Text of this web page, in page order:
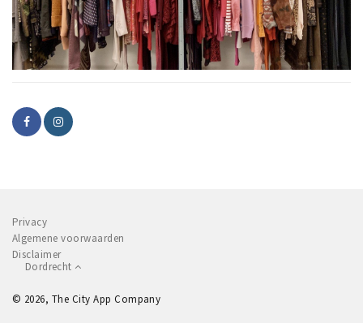
Privacy
Algemene voorwaarden
Disclaimer
Dordrecht
© 2026, The City App Company